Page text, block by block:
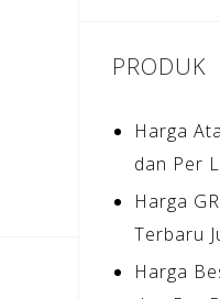
PRODUK
Harga
dan Per
Harga
Terbaru
Harga